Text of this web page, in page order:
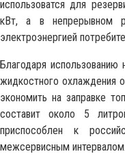
использоватся для
кВт, а в непрерывном
электроэнергией
Благодаря использованию
жидкостного охлаждения
экономить на заправке
составит около 5
приспособлен к
межсервисным интервалом.